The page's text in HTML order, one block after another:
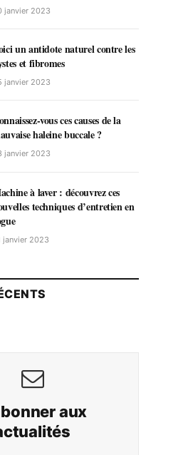
janvier 2023
un antidote naturel contre les
et fibromes
janvier 2023
vous ces causes de la
haleine buccale ?
janvier 2023
à laver : découvrez ces
techniques d’entretien en
janvier 2023
aux